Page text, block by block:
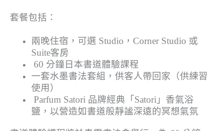
套餐包括：
兩晚住宿，可選 Studio，Corner Studio 或
Suite客房
60 分鐘日本書道體驗課程
一套水墨書法套組，供客人帶回家（供練習
使用）
Parfum Satori 品牌經典「Satori」香氣浴
鹽，以營造如書道般靜謐深遠的冥想氣氛